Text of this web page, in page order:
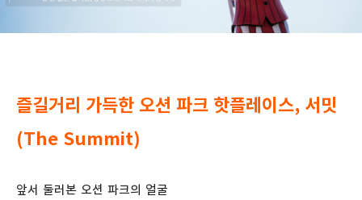
즐길거리 가득한 오션 파크 핫플레이스, 서밋
(The Summit)
앞서 둘러본 오션 파크의 얼굴